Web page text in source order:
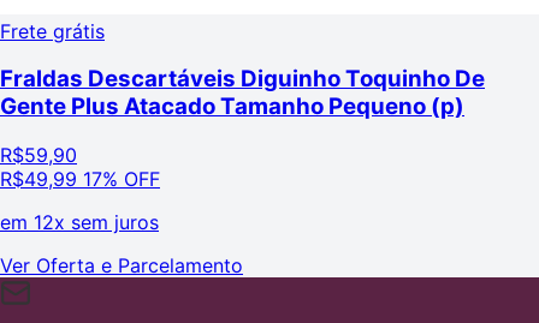
Frete grátis
Fraldas Descartáveis Diguinho Toquinho De
Gente Plus Atacado Tamanho Pequeno (p)
R$59,90
R$49,99 17% OFF
em 12x sem juros
Ver Oferta e Parcelamento